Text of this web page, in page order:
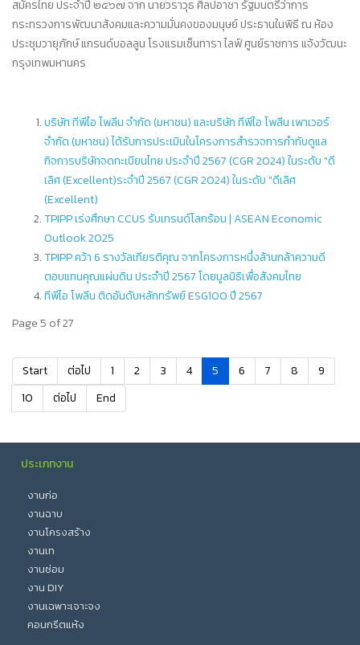
สมัครไทย ประจำปี ๒๕๖๗ จาก นายวราวุธ ศิลปอาชา รัฐมนตรีว่าการ
กระทรวงการพัฒนาสังคมและความมั่นคงของมนุษย์ ประธานในพิธี ณ ห้อง
ประชุมวายุภักษ์ แกรนด์บอลลูน โรงแรมเซ็นทารา ไลฟ์ ศูนย์ราชการ แจ้งวัฒนะ
กรุงเทพมหานคร
บริษัท ทีพีไอ โพลีน จำกัด (มหาชน) และบริษัท ทีพีไอ โพลีน เพาเวอร์
จำกัด (มหาชน) ได้รับการประเมินในโครงการสำรวจการกำกับดูแล
กิจการบริษัทจดทะเบียนไทย ประจำปี 2567 (CGR 2024) ในระดับ "ดี
เลิศ (Excellent)ระจำปี 2567 (CGR 2024) ในระดับ "ดีเลิศ
(Excellent)
TPIPP เร่งศึกษา CCUS รับเทรนด์โลกร้อน | ASEAN Economic
Outlook 2025
TPIPP คว้า 6 รางวัลเกียรติคุณ จากโครงการหนึ่งล้านกล้าความดี
ตอบแทนคุณแผ่นดิน ประจำปี 2567 โดยมูลนิธิเพื่อสังคมไทย
ทีพีไอ โพลีน ติดอันดับหลักทรัพย์ ESG100 ปี 2567
Page 5 of 27
Start ต่อไป 1 2 3 4 5 6 7 8
9
10
ต่อไป End
ประเภทงาน
งานก่อ
งานฉาบ
งานโครงสร้าง
งานเท
งานซ่อม
งาน DIY
งานเฉพาะเจาะจง
คอนกรีตแห้ง